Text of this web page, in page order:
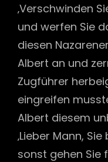
‚Verschwinden
und werfen Sie
diesen
Albert an und
Zugführer
eingreifen
Albert diesem
‚Lieber Mann,
sonst gehen Sie